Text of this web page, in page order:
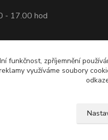
- 17.00 hod
funkčnost, zpříjemnění
využíváme soubory